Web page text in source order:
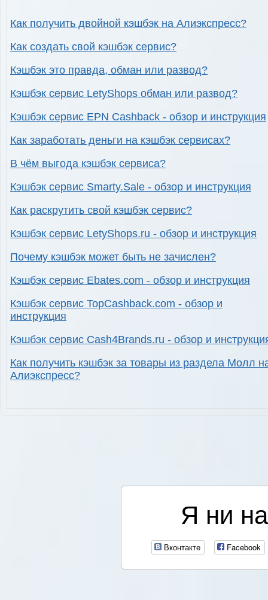
Как получить двойной кэшбэк на Алиэкспресс?
Как создать свой кэшбэк сервис?
Кэшбэк это правда, обман или развод?
Кэшбэк сервис LetyShops обман или развод?
Кэшбэк сервис EPN Cashback - обзор и инструкция
Как заработать деньги на кэшбэк сервисах?
В чём выгода кэшбэк сервиса?
Кэшбэк сервис Smarty.Sale - обзор и инструкция
Как раскрутить свой кэшбэк сервис?
Кэшбэк сервис LetyShops.ru - обзор и инструкция
Почему кэшбэк может быть не зачислен?
Кэшбэк сервис Ebates.com - обзор и инструкция
Кэшбэк сервис TopCashback.com - обзор и
инструкция
Кэшбэк сервис Cash4Brands.ru - обзор и
Как получить кэшбэк за товары из раздела Молл
Алиэкспресс?
Я ни
Вконтакте Facebook